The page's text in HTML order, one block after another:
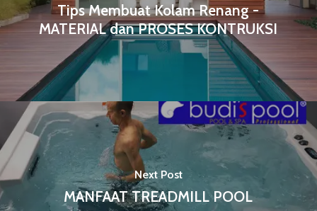
Tips Membuat Kolam Renang -
MATERIAL dan PROSES KONTRUKSI
Next Post
MANFAAT TREADMILL POOL